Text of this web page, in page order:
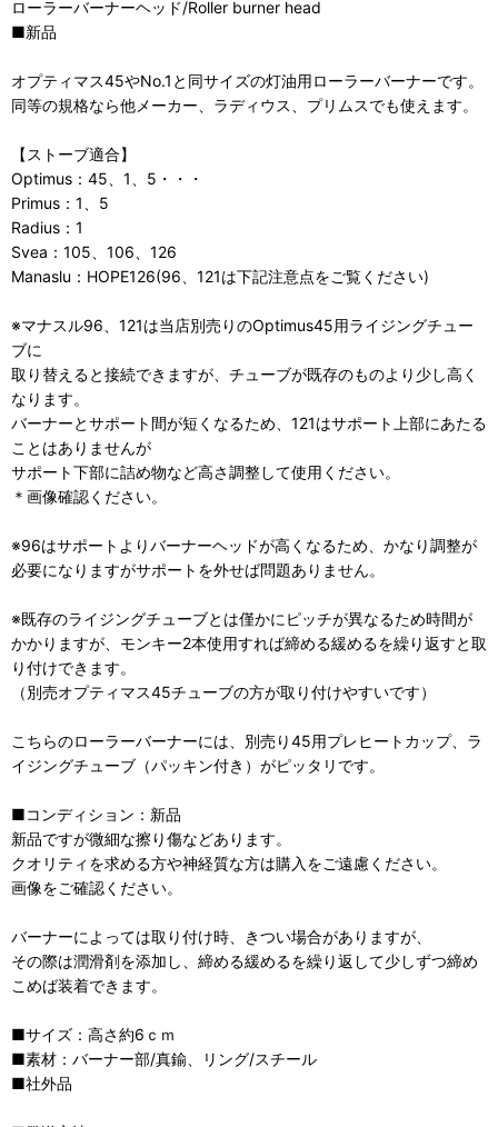
ローラーバーナーヘッド/Roller burner head
■新品
オプティマス45やNo.1と同サイズの灯油用ローラーバーナーです。
同等の規格なら他メーカー、ラディウス、プリムスでも使えます。
【ストーブ適合】
Optimus：45、1、5・・・
Primus：1、5
Radius：1
Svea：105、106、126
Manaslu：HOPE126(96、121は下記注意点をご覧ください)
※マナスル96、121は当店別売りのOptimus45用ライジングチュー
ブに
取り替えると接続できますが、チューブが既存のものより少し高く
なります。
バーナーとサポート間が短くなるため、121はサポート上部にあたる
ことはありませんが
サポート下部に詰め物など高さ調整して使用ください。
＊画像確認ください。
※96はサポートよりバーナーヘッドが高くなるため、かなり調整が
必要になりますがサポートを外せば問題ありません。
※既存のライジングチューブとは僅かにピッチが異なるため時間が
かかりますが、モンキー2本使用すれば締める緩めるを繰り返すと取
り付けできます。
（別売オプティマス45チューブの方が取り付けやすいです）
こちらのローラーバーナーには、別売り45用プレヒートカップ、ラ
イジングチューブ（パッキン付き）がピッタリです。
■コンディション：新品
新品ですが微細な擦り傷などあります。
クオリティを求める方や神経質な方は購入をご遠慮ください。
画像をご確認ください。
バーナーによっては取り付け時、きつい場合がありますが、
その際は潤滑剤を添加し、締める緩めるを繰り返して少しずつ締め
こめば装着できます。
■サイズ：高さ約6ｃｍ
■素材：バーナー部/真鍮、リング/スチール
■社外品